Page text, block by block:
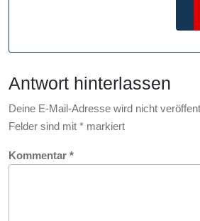
Antwort hinterlassen
Deine E-Mail-Adresse wird nicht
Felder sind mit * markiert
Kommentar *